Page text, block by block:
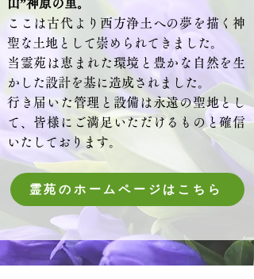
山”神原の里。
ここは古代より西方浄土への夢を描く神
聖な土地として崇められてきました。
当霊苑は恵まれた環境と豊かな自然を生
かした設計を基に造成されました。
行き届いた管理と設備は永遠の聖地とし
て、皆様にご満足いただけるものと確信
いたしております。
霊苑のホームページはこちら